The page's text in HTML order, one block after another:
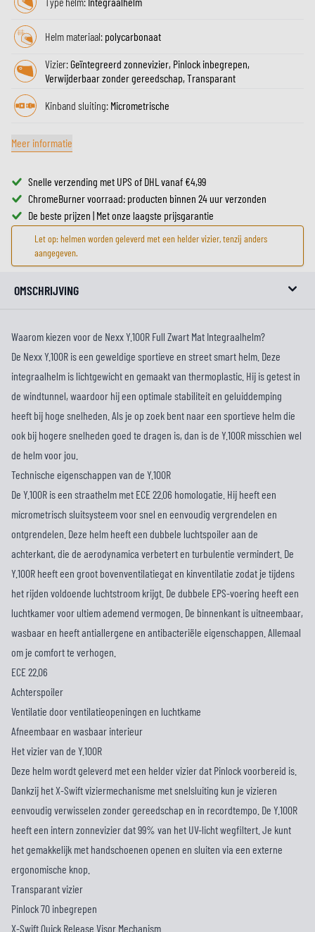
Helm materiaal: polycarbonaat
Vizier:Geïntegreerd zonnevizier, Pinlock inbegrepen,
Verwijderbaar zonder gereedschap, Transparant
Kinband sluiting: Micrometrische
Meer informatie
Snelle verzending met UPS of DHL vanaf €4,99
ChromeBurner voorraad: producten binnen 24 uur verzonden
De beste prijzen | Met onze laagste prijsgarantie
Let op: helmen worden geleverd met een helder vizier, tenzij anders
aangegeven.
OMSCHRIJVING
Waarom kiezen voor de Nexx Y.100R Full Zwart Mat Integraalhelm?
De Nexx Y.100R is een geweldige sportieve en street smart helm. Deze
integraalhelm is lichtgewicht en gemaakt van thermoplastic. Hij is getest in
de windtunnel, waardoor hij een optimale stabiliteit en geluiddemping
heeft bij hoge snelheden. Als je op zoek bent naar een sportieve helm die
ook bij hogere snelheden goed te dragen is, dan is de Y.100R misschien wel
de helm voor jou.
Technische eigenschappen van de Y.100R
De Y.100R is een straathelm met ECE 22.06 homologatie. Hij heeft een
micrometrisch sluitsysteem voor snel en eenvoudig vergrendelen en
ontgrendelen. Deze helm heeft een dubbele luchtspoiler aan de
achterkant, die de aerodynamica verbetert en turbulentie vermindert. De
Y.100R heeft een groot bovenventilatiegat en kinventilatie zodat je tijdens
het rijden voldoende luchtstroom krijgt. De dubbele EPS-voering heeft een
luchtkamer voor ultiem ademend vermogen. De binnenkant is uitneembaar,
wasbaar en heeft antiallergene en antibacteriële eigenschappen. Allemaal
om je comfort te verhogen.
ECE 22.06
Achterspoiler
Ventilatie door ventilatieopeningen en luchtkame
Afneembaar en wasbaar interieur
Het vizier van de Y.100R
Deze helm wordt geleverd met een helder vizier dat Pinlock voorbereid is.
Dankzij het X-Swift viziermechanisme met snelsluiting kun je vizieren
eenvoudig verwisselen zonder gereedschap en in recordtempo. De Y.100R
heeft een intern zonnevizier dat 99% van het UV-licht wegfiltert. Je kunt
het gemakkelijk met handschoenen openen en sluiten via een externe
ergonomische knop.
Transparant vizier
Pinlock 70 inbegrepen
X-Swift Quick Release Visor Mechanism